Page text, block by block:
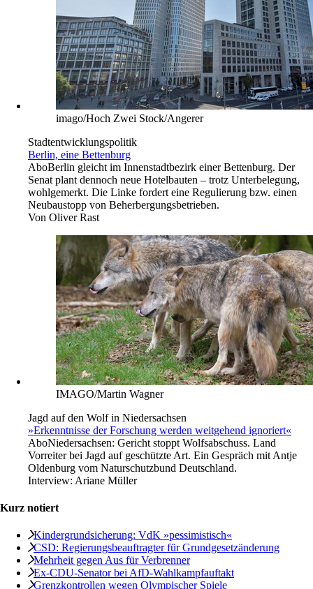
imago/Hoch Zwei Stock/Angerer
Stadtentwicklungspolitik
Berlin, eine Bettenburg
AboBerlin gleicht im Innenstadtbezirk einer Bettenburg. Der
Senat plant dennoch neue Hotelbauten – trotz Unterbelegung,
wohlgemerkt. Die Linke fordert eine Regulierung bzw. einen
Neubaustopp von Beherbergungsbetrieben.
Von Oliver Rast
IMAGO/Martin Wagner
Jagd auf den Wolf in Niedersachsen
»Erkenntnisse der Forschung werden weitgehend ignoriert«
AboNiedersachsen: Gericht stoppt Wolfsabschuss. Land
Vorreiter bei Jagd auf geschützte Art. Ein Gespräch mit Antje
Oldenburg vom Naturschutzbund Deutschland.
Interview: Ariane Müller
Kurz notiert
Kindergrundsicherung: VdK »pessimistisch«
CSD: Regierungsbeauftragter für Grundgesetzänderung
Mehrheit gegen Aus für Verbrenner
Ex-CDU-Senator bei AfD-Wahlkampfauftakt
Grenzkontrollen wegen Olympischer Spiele